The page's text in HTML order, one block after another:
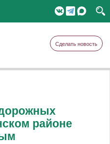
Сделать новость
районе